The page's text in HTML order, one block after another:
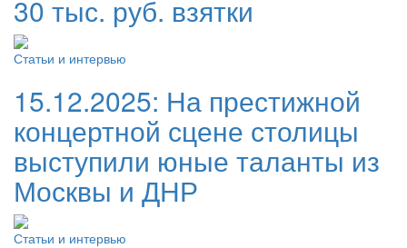
30 тыс. руб. взятки
Статьи и интервью
15.12.2025: На престижной
концертной сцене столицы
выступили юные таланты из
Москвы и ДНР
Статьи и интервью